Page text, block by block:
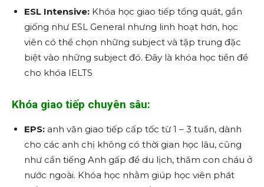
ESL Intensive: Khóa học giao tiếp tổng quát, gần
giống như ESL General nhưng linh hoạt hơn, học
viên có thể chọn những subject và tập trung đặc
biệt vào những subject đó. Đây là khóa học tiền đề
cho khóa IELTS
Khóa giao tiếp chuyên sâu:
EPS: anh văn giao tiếp cấp tốc từ 1 – 3 tuần, dành
cho các anh chị không có thời gian học lâu, cũng
như cần tiếng Anh gấp để du lịch, thăm con cháu ở
nước ngoài. Khóa học nhằm giúp học viên phát